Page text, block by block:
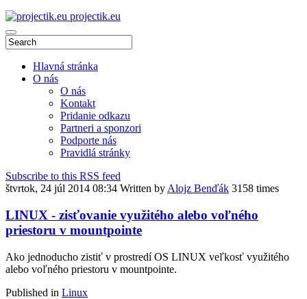
projectik.eu
Hlavná stránka
O nás
O nás
Kontakt
Pridanie odkazu
Partneri a sponzori
Podporte nás
Pravidlá stránky
Subscribe to this RSS feed
štvrtok, 24 júl 2014 08:34 Written by Alojz Benďák 3158 times
LINUX - zisťovanie využitého alebo voľného
priestoru v mountpointe
Ako jednoducho zistiť v prostredí OS LINUX veľkosť využitého
alebo voľného priestoru v mountpointe.
Published in Linux